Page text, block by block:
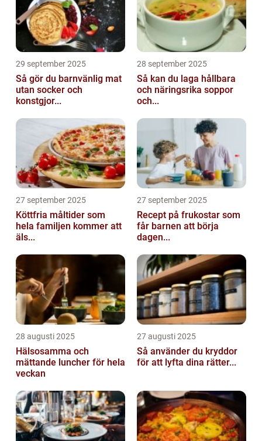
29 september 2025
Så gör du barnvänlig mat
utan socker och
konstgjor...
28 september 2025
Så kan du laga hållbara
och näringsrika soppor
och...
27 september 2025
Köttfria måltider som
hela familjen kommer att
äls...
27 september 2025
Recept på frukostar som
får barnen att börja
dagen...
28 augusti 2025
Hälsosamma och
mättande luncher för hela
veckan
27 augusti 2025
Så använder du kryddor
för att lyfta dina rätter...